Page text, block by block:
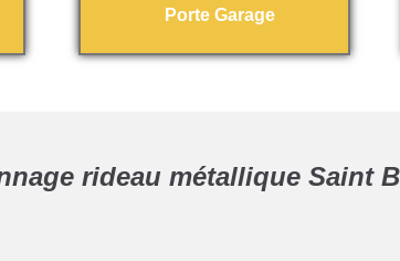
Porte Garage
rideau métallique Saint